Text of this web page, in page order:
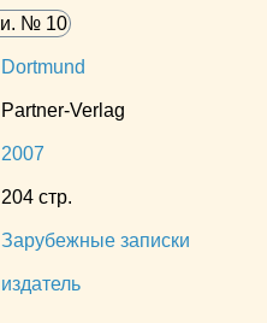
Dortmund
Partner-Verlag
2007
204 стр.
Зарубежные записки
издатель